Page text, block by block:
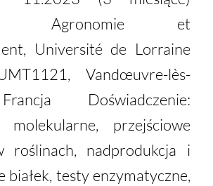
Agronomie et
Université de Lorraine
Vandœuvre-lès-
Doświadczenie:
molekularne, przejściowe
roślinach, nadprodukcja i
białek, testy enzymatyczne,